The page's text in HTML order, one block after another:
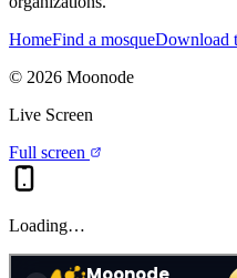
HomeFind a mosqueDownload
© 2026 Moonode
Live Screen
Full screen
Loading…